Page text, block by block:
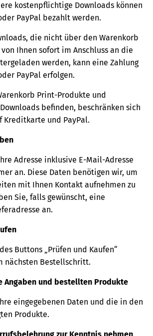
kostenpflichtige Downloads können
PayPal bezahlt werden.
die nicht über den Warenkorb
Ihnen sofort im Anschluss an die
werden, kann eine Zahlung
PayPal erfolgen.
Print-Produkte und
befinden, beschränken sich
Kreditkarte und PayPal.
Adresse inklusive E-Mail-Adresse
an. Diese Daten benötigen wir, um
mit Ihnen Kontakt aufnehmen zu
Sie, falls gewünscht, eine
an.
Buttons „Prüfen und Kaufen“
nächsten Bestellschritt.
Angaben und bestellten Produkte
eingegebenen Daten und die in den
Produkte.